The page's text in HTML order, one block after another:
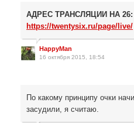
АДРЕС ТРАНСЛЯЦИИ НА 26:
https://twentysix.ru/page/live/
HappyMan
16 октября 2015, 18:54
По какому принципу очки
засудили, я считаю.